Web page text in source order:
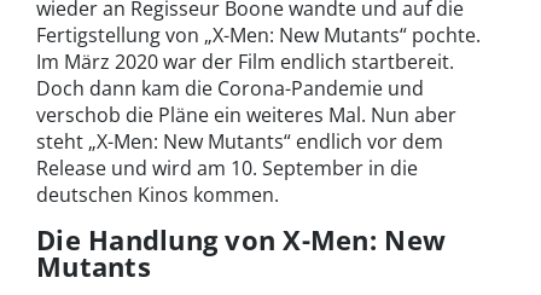
wieder an Regisseur Boone wandte und auf die
Fertigstellung von „X-Men: New Mutants“ pochte.
Im März 2020 war der Film endlich startbereit.
Doch dann kam die Corona-Pandemie und
verschob die Pläne ein weiteres Mal. Nun aber
steht „X-Men: New Mutants“ endlich vor dem
Release und wird am 10. September in die
deutschen Kinos kommen.
Die Handlung von X-Men: New
Mutants